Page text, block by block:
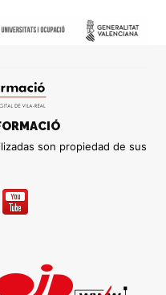
son propiedad de sus